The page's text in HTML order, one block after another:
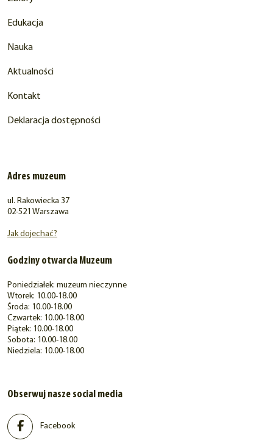
Edukacja
Nauka
Aktualności
Kontakt
Deklaracja dostępności
Adres muzeum
ul. Rakowiecka 37
02-521 Warszawa
Jak dojechać?
Godziny otwarcia Muzeum
Poniedziałek: muzeum nieczynne
Wtorek: 10.00-18.00
Środa: 10.00-18.00
Czwartek: 10.00-18.00
Piątek: 10.00-18.00
Sobota: 10.00-18.00
Niedziela: 10.00-18.00
Obserwuj nasze social media
Facebook